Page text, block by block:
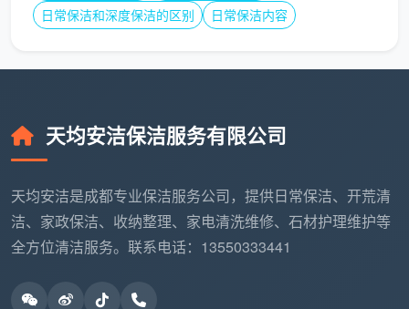
说到底，开荒保洁玻璃窗户怎么清洗，记住三句要
还给你，也是一种聪明的选择。
日常保洁和深度保洁的区别
日常保洁内容
天均安洁保洁服务有限公司
天均安洁是成都专业保洁服务公司，提供日常保洁、开荒清
洁、家政保洁、收纳整理、家电清洗维修、石材护理维护等
全方位清洁服务。联系电话：13550333441